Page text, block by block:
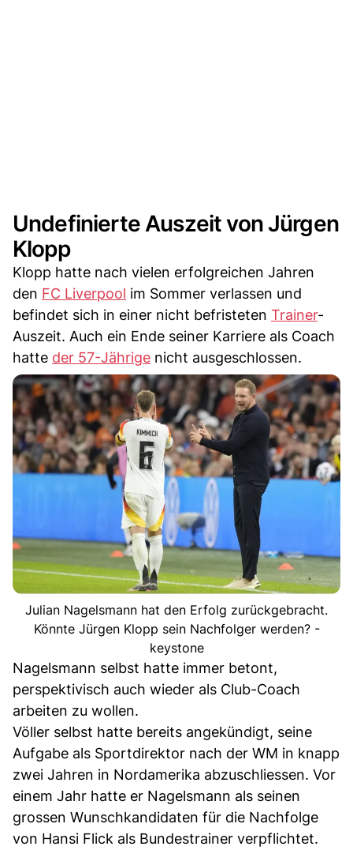
Undefinierte Auszeit von Jürgen
Klopp
Klopp hatte nach vielen erfolgreichen Jahren
den FC Liverpool im Sommer verlassen und
befindet sich in einer nicht befristeten Trainer-
Auszeit. Auch ein Ende seiner Karriere als Coach
hatte der 57-Jährige nicht ausgeschlossen.
Julian Nagelsmann hat den Erfolg zurückgebracht.
Könnte Jürgen Klopp sein Nachfolger werden? -
keystone
Nagelsmann selbst hatte immer betont,
perspektivisch auch wieder als Club-Coach
arbeiten zu wollen.
Völler selbst hatte bereits angekündigt, seine
Aufgabe als Sportdirektor nach der WM in knapp
zwei Jahren in Nordamerika abzuschliessen. Vor
einem Jahr hatte er Nagelsmann als seinen
grossen Wunschkandidaten für die Nachfolge
von Hansi Flick als Bundestrainer verpflichtet.